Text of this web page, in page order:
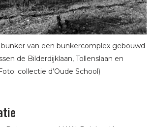
van een bunkercomplex gebouwd
de Bilderdijklaan, Tollenslaan en
collectie d’Oude School)